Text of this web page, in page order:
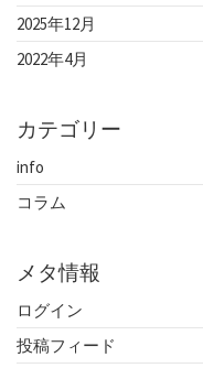
2025年12月
2022年4月
カテゴリー
info
コラム
メタ情報
ログイン
投稿フィード